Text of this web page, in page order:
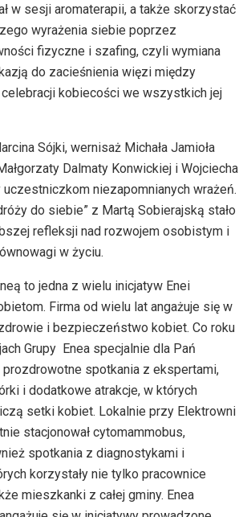
w sesji aromaterapii, a także skorzystać
wyrażenia siebie poprzez
fizyczne i szafing, czyli wymiana
do zacieśnienia więzi między
kobiecości we wszystkich jej
Sójki, wernisaż Michała Jamioła
Dalmaty Konwickiej i Wojciecha
uczestniczkom niezapomnianych wrażeń.
do siebie” z Martą Sobierajską stało
refleksji nad rozwojem osobistym i
w życiu.
to jedna z wielu inicjatyw Enei
Firma od wielu lat angażuje się w
i bezpieczeństwo kobiet. Co roku
Grupy Enea specjalnie dla Pań
spotkania z ekspertami,
i dodatkowe atrakcje, w których
setki kobiet. Lokalnie przy Elektrowni
stacjonował cytomammobus,
spotkania z diagnostykami i
korzystały nie tylko pracownice
mieszkanki z całej gminy. Enea